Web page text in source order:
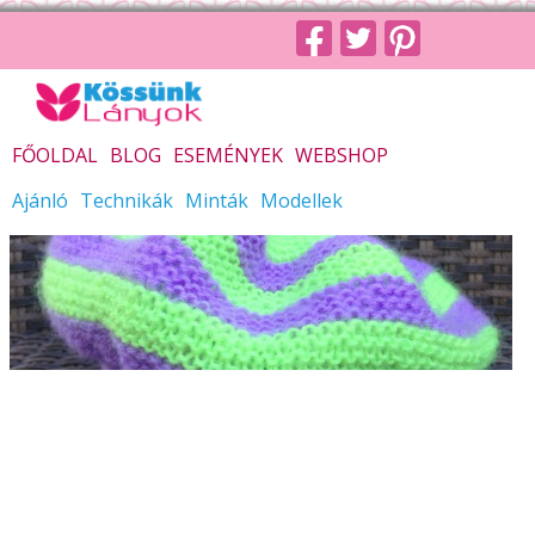
FŐOLDAL BLOG ESEMÉNYEK WEBSHOP
Ajánló Technikák Minták Modellek